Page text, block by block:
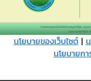
นโยบายของเว็บไซต์|
นโยบายก